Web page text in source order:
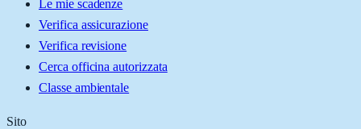
Le mie scadenze
Verifica assicurazione
Verifica revisione
Cerca officina autorizzata
Classe ambientale
Sito